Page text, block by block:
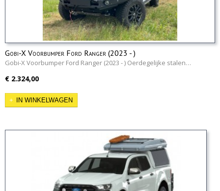
Gobi-X Voorbumper Ford Ranger (2023 - )
Gobi-X Voorbumper Ford Ranger (2023 - ) Oerdegelijke stalen…
€ 2.324,00
IN WINKELWAGEN